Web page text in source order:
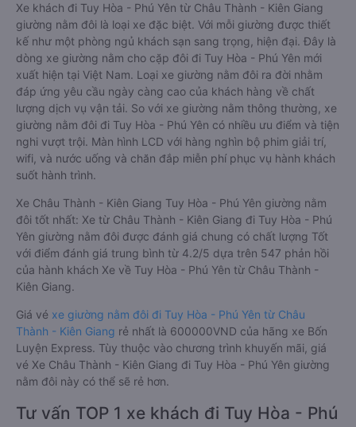
Xe khách đi Tuy Hòa - Phú Yên từ Châu Thành - Kiên Giang
giường nằm đôi là loại xe đặc biệt. Với mỗi giường được thiết
kế như một phòng ngủ khách sạn sang trọng, hiện đại. Đây là
dòng xe giường nằm cho cặp đôi đi Tuy Hòa - Phú Yên mới
xuất hiện tại Việt Nam. Loại xe giường nằm đôi ra đời nhằm
đáp ứng yêu cầu ngày càng cao của khách hàng về chất
lượng dịch vụ vận tải. So với xe giường nằm thông thường, xe
giường nằm đôi đi Tuy Hòa - Phú Yên có nhiều ưu điểm và tiện
nghi vượt trội. Màn hình LCD với hàng nghìn bộ phim giải trí,
wifi, và nước uống và chăn đắp miễn phí phục vụ hành khách
suốt hành trình.
Xe Châu Thành - Kiên Giang Tuy Hòa - Phú Yên giường nằm
đôi tốt nhất: Xe từ Châu Thành - Kiên Giang đi Tuy Hòa - Phú
Yên giường nằm đôi được đánh giá chung có chất lượng Tốt
với điểm đánh giá trung bình từ 4.2/5 dựa trên 547 phản hồi
của hành khách Xe về Tuy Hòa - Phú Yên từ Châu Thành -
Kiên Giang.
Giá vé xe giường nằm đôi đi Tuy Hòa - Phú Yên từ Châu
Thành - Kiên Giang rẻ nhất là 600000VND của hãng xe Bốn
Luyện Express. Tùy thuộc vào chương trình khuyến mãi, giá
vé Xe Châu Thành - Kiên Giang đi Tuy Hòa - Phú Yên giường
nằm đôi này có thể sẽ rẻ hơn.
Tư vấn TOP 1 xe khách đi Tuy Hòa - Phú